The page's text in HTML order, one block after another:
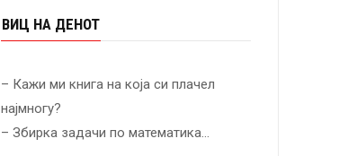
ВИЦ НА ДЕНОТ
– Кажи ми книга на која си плачел
најмногу?
– Збирка задачи по математика…